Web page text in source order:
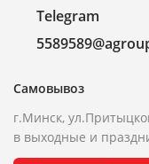
Telegram
Самовывоз
г.Минск,
в выходные и